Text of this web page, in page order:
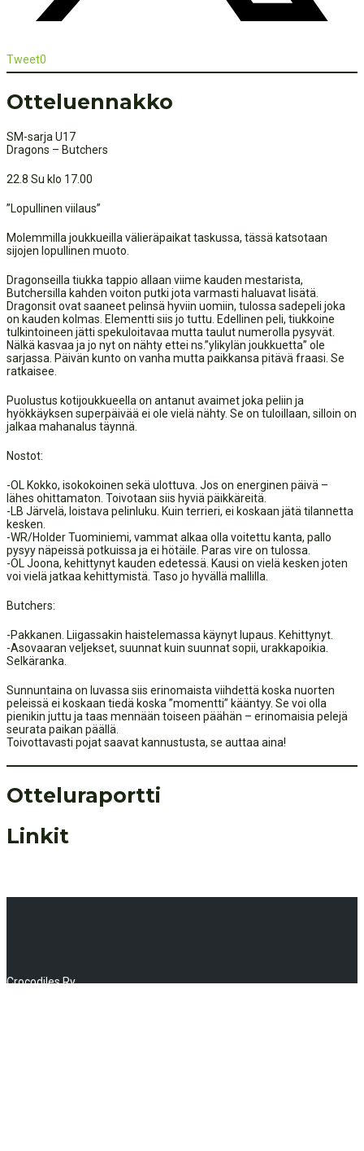
Tweet0
Otteluennakko
SM-sarja U17
Dragons – Butchers
22.8 Su klo 17.00
”Lopullinen viilaus”
Molemmilla joukkueilla välieräpaikat taskussa, tässä katsotaan
sijojen lopullinen muoto.
Dragonseilla tiukka tappio allaan viime kauden mestarista,
Butchersilla kahden voiton putki jota varmasti haluavat lisätä.
Dragonsit ovat saaneet pelinsä hyviin uomiin, tulossa sadepeli joka
on kauden kolmas. Elementti siis jo tuttu. Edellinen peli, tiukkoine
tulkintoineen jätti spekuloitavaa mutta taulut numerolla pysyvät.
Nälkä kasvaa ja jo nyt on nähty ettei ns.”ylikylän joukkuetta” ole
sarjassa. Päivän kunto on vanha mutta paikkansa pitävä fraasi. Se
ratkaisee.
Puolustus kotijoukkueella on antanut avaimet joka peliin ja
hyökkäyksen superpäivää ei ole vielä nähty. Se on tuloillaan, silloin on
jalkaa mahanalus täynnä.
Nostot:
-OL Kokko, isokokoinen sekä ulottuva. Jos on energinen päivä –
lähes ohittamaton. Toivotaan siis hyviä päikkäreitä.
-LB Järvelä, loistava pelinluku. Kuin terrieri, ei koskaan jätä tilannetta
kesken.
-WR/Holder Tuominiemi, vammat alkaa olla voitettu kanta, pallo
pysyy näpeissä potkuissa ja ei hötäile. Paras vire on tulossa.
-OL Joona, kehittynyt kauden edetessä. Kausi on vielä kesken joten
voi vielä jatkaa kehittymistä. Taso jo hyvällä mallilla.
Butchers:
-Pakkanen. Liigassakin haistelemassa käynyt lupaus. Kehittynyt.
-Asovaaran veljekset, suunnat kuin suunnat sopii, urakkapoikia.
Selkäranka.
Sunnuntaina on luvassa siis erinomaista viihdettä koska nuorten
peleissä ei koskaan tiedä koska ”momentti” kääntyy. Se voi olla
pienikin juttu ja taas mennään toiseen päähän – erinomaisia pelejä
seurata paikan päällä.
Toivottavasti pojat saavat kannustusta, se auttaa aina!
Otteluraportti
Linkit
Crocodiles Ry